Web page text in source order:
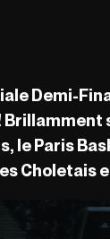
Demi-
Brillamment
le Paris
Choletais